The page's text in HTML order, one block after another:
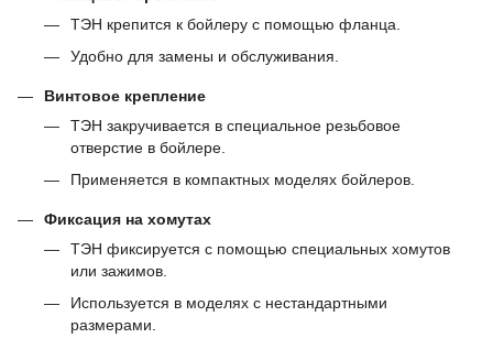
ТЭН крепится к бойлеру с помощью фланца.
Удобно для замены и обслуживания.
Винтовое крепление
ТЭН закручивается в специальное резьбовое
отверстие в бойлере.
Применяется в компактных моделях бойлеров.
Фиксация на хомутах
ТЭН фиксируется с помощью специальных хомутов
или зажимов.
Используется в моделях с нестандартными
размерами.